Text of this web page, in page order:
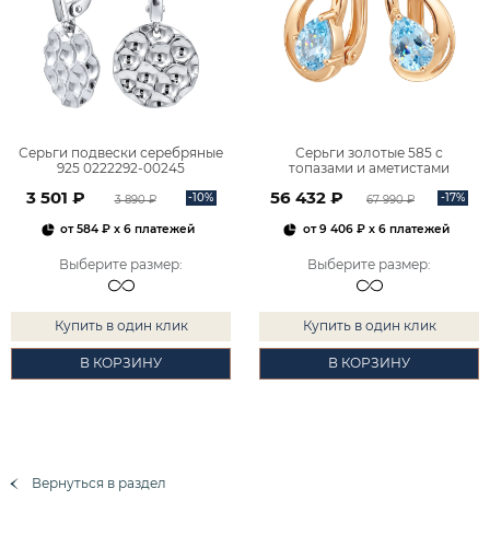
Серьги подвески серебряные
925 0222292-00245
3 501 ₽ 3 890 ₽ -10%
от584 ₽ x 6 платежей
Выберите размер:
Купить в один клик
В КОРЗИНУ
Серьги золотые 585 с
топазами и аметистами
56 432 ₽ 67 990 ₽ -17%
от9 406 ₽x 6 платежей
Выберите размер:
Купить в один клик
В КОРЗИНУ
Вернуться в раздел